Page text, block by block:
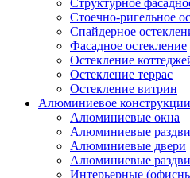
Структурное
Стоечно-ригельное
Спайдерное
Фасадное остекление
Остекление
Остекление террас
Остекление витрин
Алюминиевое конструкции
Алюминиевые окна
Алюминиевые
Алюминиевые двери
Алюминиевые
Интерьерные